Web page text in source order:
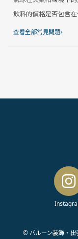
飲料的價格是否包含在
查看全部常見問題›
© バルーン装飾・出